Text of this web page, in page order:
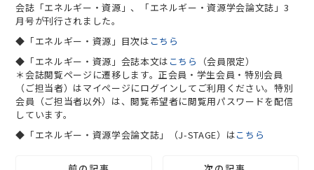
会誌「エネルギー・資源」、「エネルギー・資源学会論文誌」3
月号が刊行されました。
◆「エネルギー・資源」目次は こちら
◆「エネルギー・資源」会誌本文は こちら
（会員限定）
＊会誌閲覧ページに遷移します。正会員・学生会員・特別会員
（ご担当者）はマイページにログインしてご利用ください。特別
会員（ご担当者以外）は、閲覧希望者に閲覧用パスワードを配信
しています。
◆「エネルギー・資源学会論文誌」（J-STAGE）はこちら